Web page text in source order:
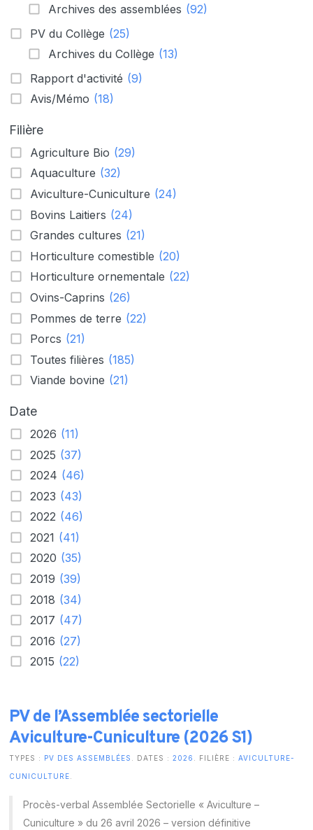
Archives des assemblées (92)
PV du Collège (25)
Archives du Collège (13)
Rapport d'activité (9)
Avis/Mémo (18)
Filière
Agriculture Bio (29)
Aquaculture (32)
Aviculture-Cuniculture (24)
Bovins Laitiers (24)
Grandes cultures (21)
Horticulture comestible (20)
Horticulture ornementale (22)
Ovins-Caprins (26)
Pommes de terre (22)
Porcs (21)
Toutes filières (185)
Viande bovine (21)
Date
2026 (11)
2025 (37)
2024 (46)
2023 (43)
2022 (46)
2021 (41)
2020 (35)
2019 (39)
2018 (34)
2017 (47)
2016 (27)
2015 (22)
PV de l’Assemblée sectorielle
Aviculture-Cuniculture (2026 S1)
TYPES : PV DES ASSEMBLÉES . DATES :2026 . FILIÈRE :AVICULTURE-
CUNICULTURE
Procès-verbal Assemblée Sectorielle « Aviculture –
Cuniculture » du 26 avril 2026 – version définitive